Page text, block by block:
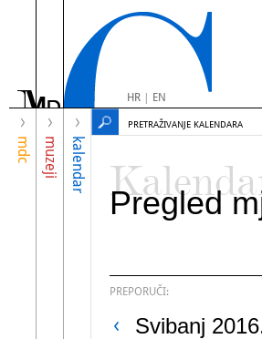
HR| EN
mdc muzeji kalendar
PRETRAŽIVANJE KALENDARA
Pregled
PREPORUČI:
Svibanj